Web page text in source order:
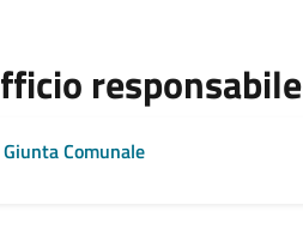
responsabile
Giunta Comunale